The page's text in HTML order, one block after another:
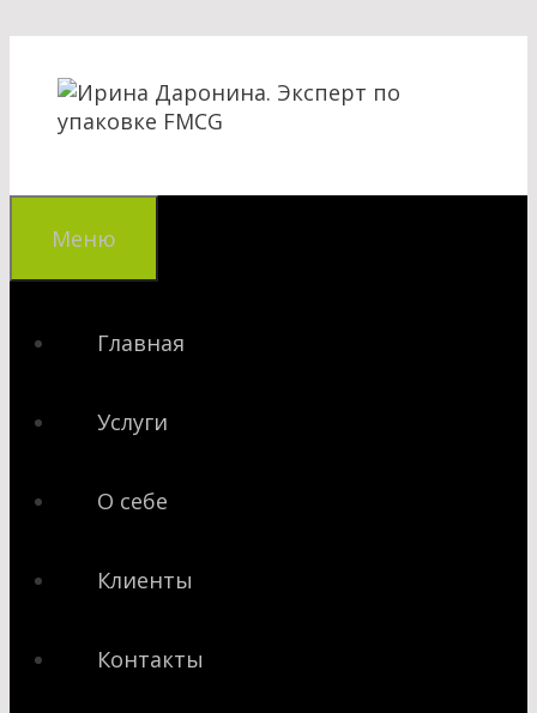
содержимому
Меню
Главная
Услуги
О себе
Клиенты
Контакты